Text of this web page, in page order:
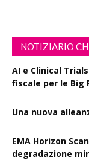
NOTIZIARIO
AI e Clinical
fiscale per le Big
Una nuova
EMA Horizon
degradazione